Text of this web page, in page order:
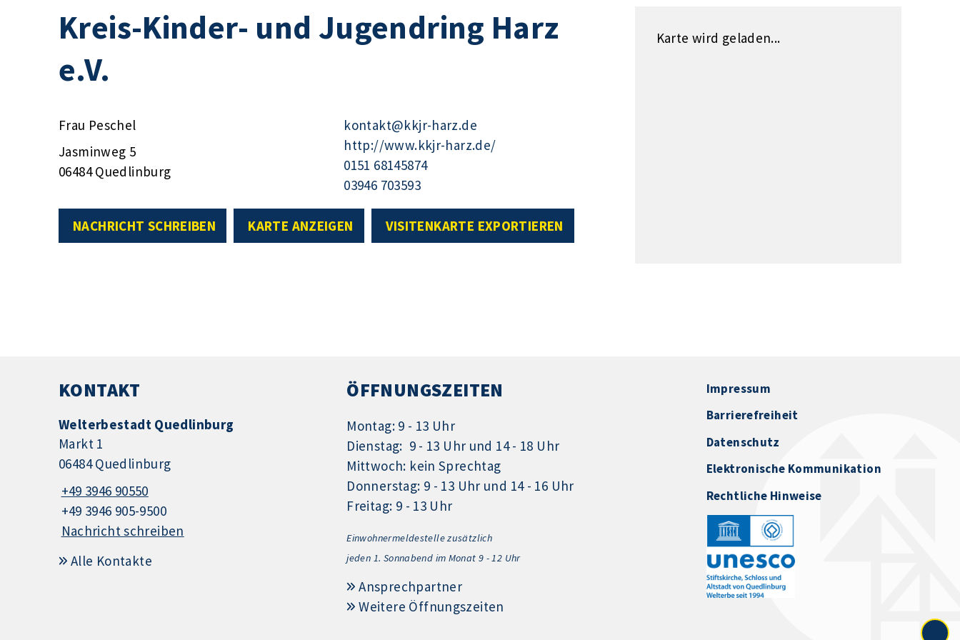
Kreis-Kinder- und Jugendring Harz
e.V.
Frau Peschel
Jasminweg 5
06484 Quedlinburg
kontakt@kkjr-harz.de
http://www.kkjr-harz.de/
0151 68145874
03946 703593
NACHRICHT SCHREIBEN KARTE ANZEIGEN VISITENKARTE EXPORTIEREN
Karte wird geladen...
KONTAKT
Welterbestadt Quedlinburg
Markt 1
06484 Quedlinburg
+49 3946 90550
+49 3946 905-9500
Nachricht schreiben
Alle Kontakte
ÖFFNUNGSZEITEN
Montag: 9 - 13 Uhr
Dienstag: 9 - 13 Uhr und 14 - 18 Uhr
Mittwoch: kein Sprechtag
Donnerstag: 9 - 13 Uhr und 14 - 16 Uhr
Freitag: 9 - 13 Uhr
Einwohnermeldestelle zusätzlich
jeden 1. Sonnabend im Monat 9 - 12 Uhr
Ansprechpartner
Weitere Öffnungszeiten
Impressum
Barrierefreiheit
Datenschutz
Elektronische Kommunikation
Rechtliche Hinweise